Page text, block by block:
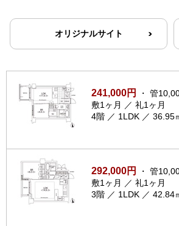
オリジナルサイト
241,000円
・ 管
敷1ヶ月 ／ 礼1ヶ月
4階 ／ 1LDK ／ 36.95
292,000円
・ 管
敷1ヶ月 ／ 礼1ヶ月
3階 ／ 1LDK ／ 42.84